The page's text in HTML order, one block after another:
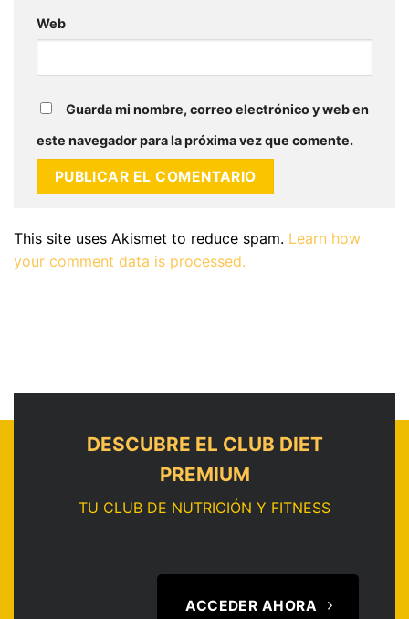
Web
Guarda mi nombre, correo electrónico y web en
este navegador para la próxima vez que comente.
This site uses Akismet to reduce spam. Learn how
your comment data is processed.
DESCUBRE EL CLUB DIET
PREMIUM
TU CLUB DE NUTRICIÓN Y FITNESS
ACCEDER AHORA